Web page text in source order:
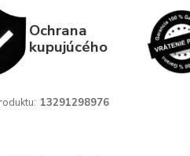
Ochrana
kupujúcého
13291298976